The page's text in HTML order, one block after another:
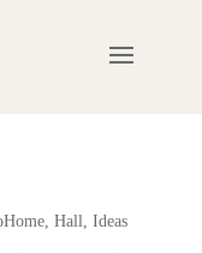
, Hall Ideas